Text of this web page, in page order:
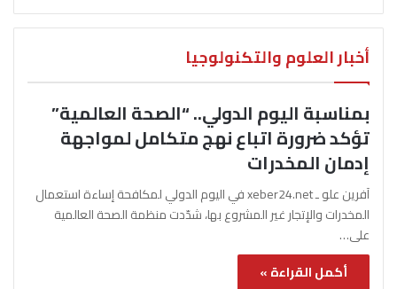
أخبار العلوم والتكنولوجيا
بمناسبة اليوم الدولي.. “الصحة العالمية”
تؤكد ضرورة اتباع نهج متكامل لمواجهة
إدمان المخدرات
آفرين علو ـ xeber24.net في اليوم الدولي لمكافحة إساءة استعمال
المخدرات والإتجار غير المشروع بها، شدّدت منظمة الصحة العالمية
على…
أكمل القراءة »